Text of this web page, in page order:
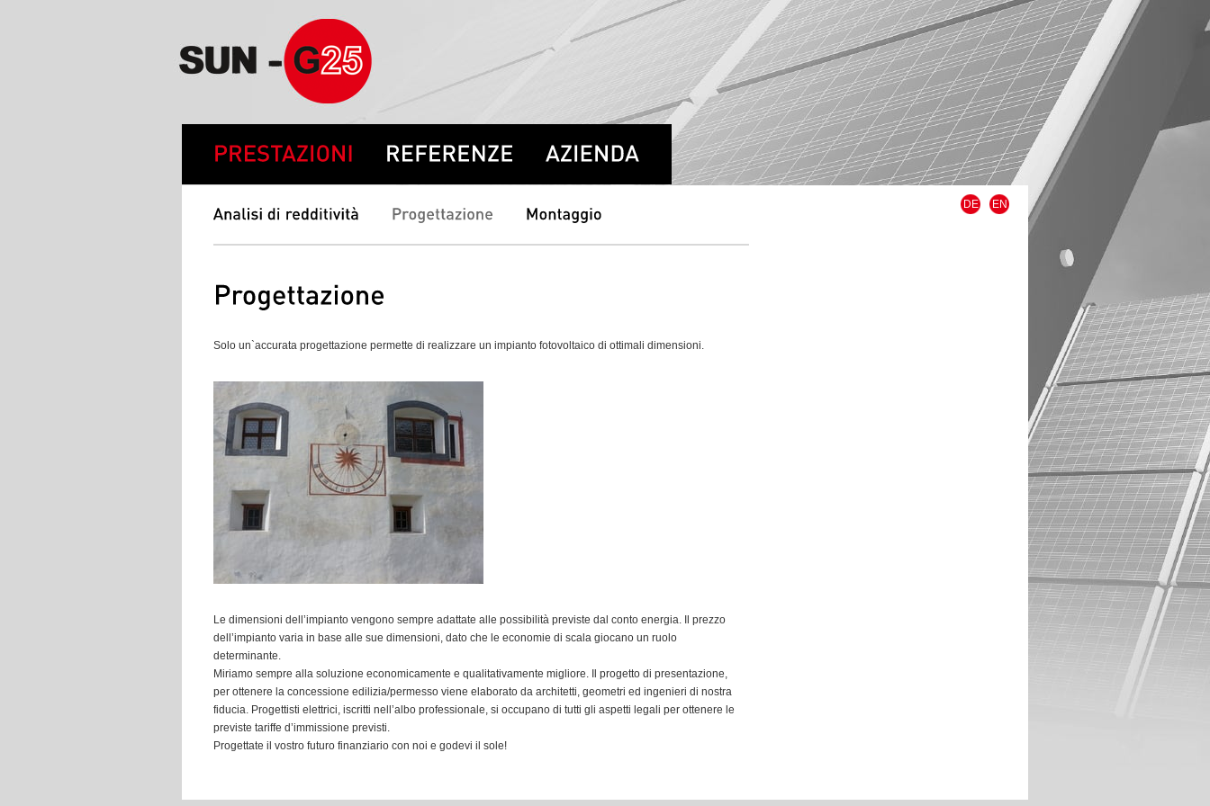
Solo un`accurata progettazione permette di realizzare un impianto fotovoltaico di ottimali dimensioni.
Le dimensioni dell’impianto vengono sempre adattate alle possibilità previste dal conto energia. Il prezzo
dell’impianto varia in base alle sue dimensioni, dato che le economie di scala giocano un ruolo
determinante.
Miriamo sempre alla soluzione economicamente e qualitativamente migliore. Il progetto di presentazione,
per ottenere la concessione edilizia/permesso viene elaborato da architetti, geometri ed ingenieri di nostra
fiducia. Progettisti elettrici, iscritti nell’albo professionale, si occupano di tutti gli aspetti legali per ottenere le
previste tariffe d’immissione previsti.
Progettate il vostro futuro finanziario con noi e godevi il sole!
DE EN